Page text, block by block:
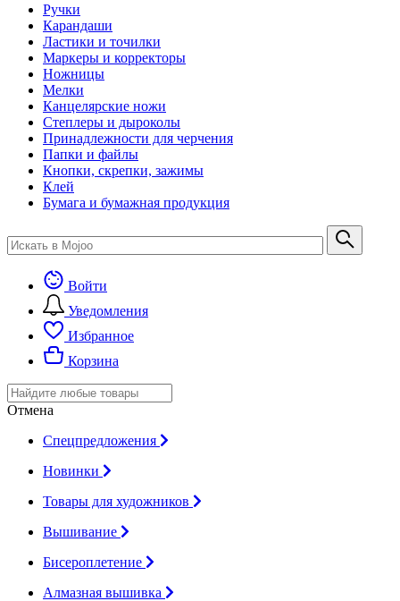
Ручки
Карандаши
Ластики и точилки
Маркеры и корректоры
Ножницы
Мелки
Канцелярские ножи
Степлеры и дыроколы
Принадлежности для черчения
Папки и файлы
Кнопки, скрепки, зажимы
Клей
Бумага и бумажная продукция
Войти
Уведомления
Избранное
Корзина
Отмена
Спецпредложения
Новинки
Товары для художников
Вышивание
Бисероплетение
Алмазная вышивка